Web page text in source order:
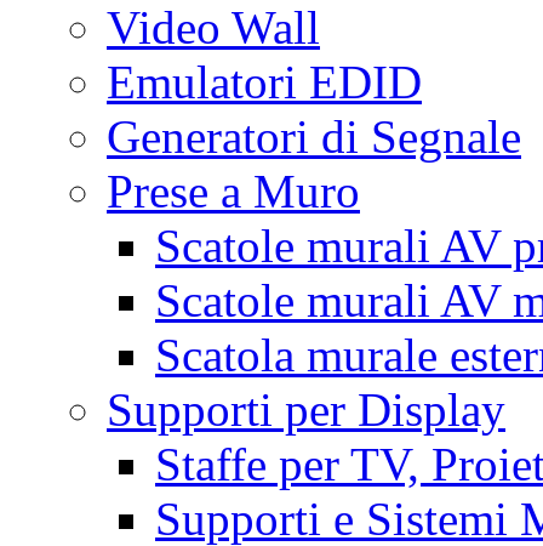
Video Wall
Emulatori EDID
Generatori di Segnale
Prese a Muro
Scatole murali AV
Scatole murali AV
Scatola murale
Supporti per Display
Staffe per TV,
Supporti e Sistemi